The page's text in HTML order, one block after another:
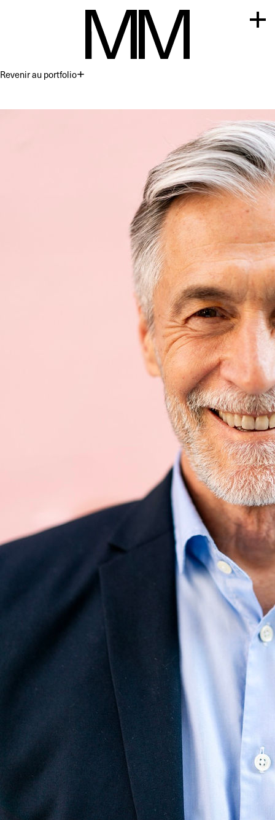
Revenir au portfolioPremium
Andreas Von Tempelhoff
Poitrine102 cm 86 cm Hanches98 cm
Pointure44 Cheveux Poivre & Sel YeuxMarrons
Télécharger le pdf